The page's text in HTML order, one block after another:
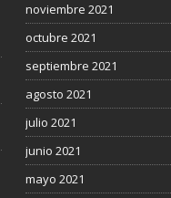
noviembre 2021
octubre 2021
septiembre 2021
agosto 2021
julio 2021
junio 2021
mayo 2021